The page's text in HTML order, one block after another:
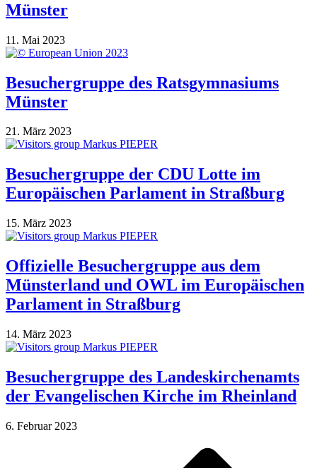
Münster
11. Mai 2023
Besuchergruppe des Ratsgymnasiums
Münster
21. März 2023
Besuchergruppe der CDU Lotte im
Europäischen Parlament in Straßburg
15. März 2023
Offizielle Besuchergruppe aus dem
Münsterland und OWL im Europäischen
Parlament in Straßburg
14. März 2023
Besuchergruppe des Landeskirchenamts
der Evangelischen Kirche im Rheinland
6. Februar 2023